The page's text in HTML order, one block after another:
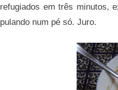
refugiados em três minutos,
pulando num pé só. Juro.